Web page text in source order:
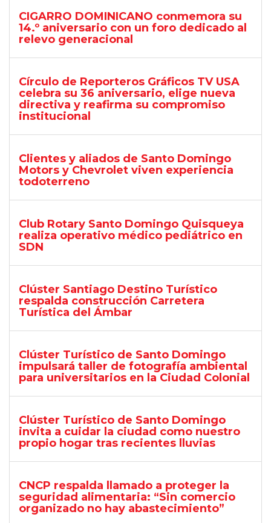
CIGARRO DOMINICANO conmemora su
14.º aniversario con un foro dedicado al
relevo generacional
Círculo de Reporteros Gráficos TV USA
celebra su 36 aniversario, elige nueva
directiva y reafirma su compromiso
institucional
Clientes y aliados de Santo Domingo
Motors y Chevrolet viven experiencia
todoterreno
Club Rotary Santo Domingo Quisqueya
realiza operativo médico pediátrico en
SDN
Clúster Santiago Destino Turístico
respalda construcción Carretera
Turística del Ámbar
Clúster Turístico de Santo Domingo
impulsará taller de fotografía ambiental
para universitarios en la Ciudad Colonial
Clúster Turístico de Santo Domingo
invita a cuidar la ciudad como nuestro
propio hogar tras recientes lluvias
CNCP respalda llamado a proteger la
seguridad alimentaria: “Sin comercio
organizado no hay abastecimiento”